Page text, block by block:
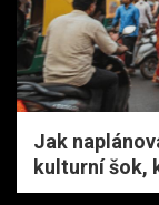
Jak
kulturní šok,